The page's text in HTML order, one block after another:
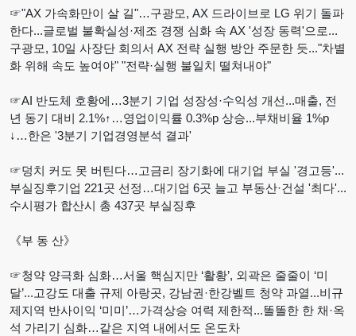
☞"AX 가속화만이 살 길"…구광모, AX 드라이브로 LG 위기 돌파
한다...글로벌 불확실성·제조 경쟁 심화 속 AX '성장 동력'으로...
구광모, 10일 사장단 회의서 AX 전략 실행 방안 주문한 듯..."차별
화 위해 속도 높여야" "전략·실행 불일치 떨쳐내야"
☞AI 반도체 호황에…3분기 기업 성장성·수익성 개선...매출, 전
년 동기 대비 2.1%↑…영업이익률 0.3%p 상승...부채비율 1%p
↓…한은 '3분기 기업경영분석 결과'
☞덩치 커도 못 버틴다…고금리 장기화에 대기업 부실 '경고등'...
부실징후기업 221곳 선정…대기업 6곳 늘고 부동산·건설 '최다'...
수시평가 합산시 총 437곳 부실징후
《부 동 산》
☞청약 양극화 심화…서울 핵심지만 ‘활황’, 외곽은 줄줄이 ‘미
달’...고강도 대출 규제 아랑곳, 강남권·한강벨트 청약 과열...비규
제지역 반사이익 ‘미미’…가격상승 여력 제한적...똘똘한 한 채·옥
석 가리기 심화…같은 지역 내에서도 온도차